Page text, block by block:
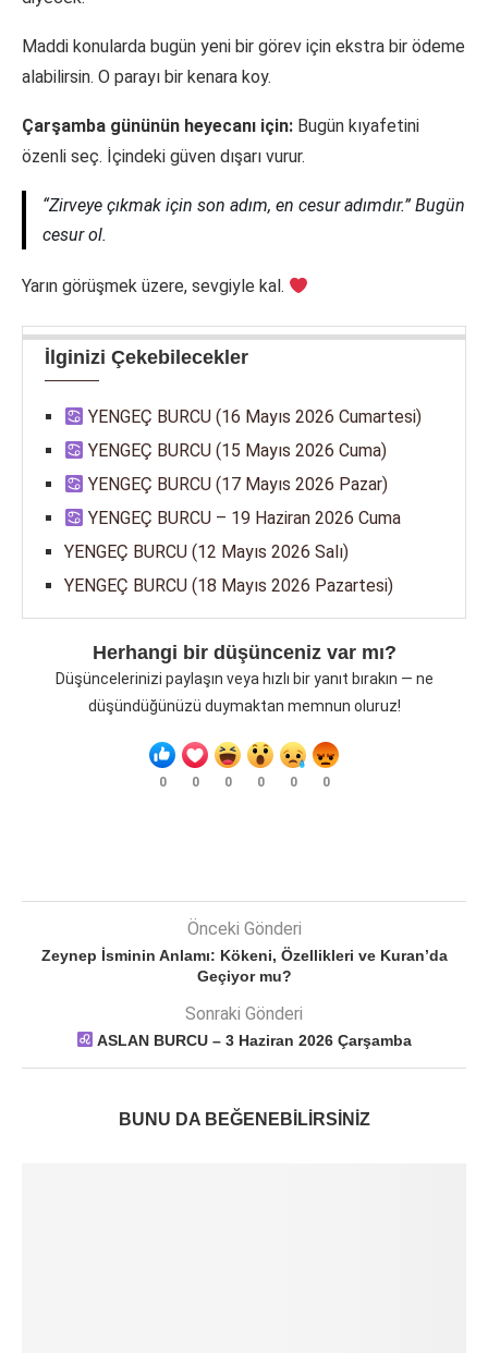
Maddi konularda bugün yeni bir görev için ekstra bir ödeme
alabilirsin. O parayı bir kenara koy.
Çarşamba gününün heyecanı için: Bugün kıyafetini
özenli seç. İçindeki güven dışarı vurur.
“Zirveye çıkmak için son adım, en cesur adımdır.” Bugün
cesur ol.
Yarın görüşmek üzere, sevgiyle kal.
İlginizi Çekebilecekler
YENGEÇ BURCU (16 Mayıs 2026 Cumartesi)
YENGEÇ BURCU (15 Mayıs 2026 Cuma)
YENGEÇ BURCU (17 Mayıs 2026 Pazar)
YENGEÇ BURCU – 19 Haziran 2026 Cuma
YENGEÇ BURCU (12 Mayıs 2026 Salı)
YENGEÇ BURCU (18 Mayıs 2026 Pazartesi)
Herhangi bir düşünceniz var mı?
Düşüncelerinizi paylaşın veya hızlı bir yanıt bırakın — ne
düşündüğünüzü duymaktan memnun oluruz!
0 0 0 0 0 0
Önceki Gönderi
Zeynep İsminin Anlamı: Kökeni, Özellikleri ve Kuran’da
Geçiyor mu?
Sonraki Gönderi
ASLAN BURCU – 3 Haziran 2026 Çarşamba
BUNU DA BEĞENEBILIRSINIZ